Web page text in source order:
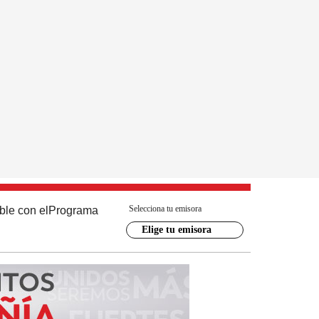
con el Programa Selecciona tu emisora
Elige tu emisora